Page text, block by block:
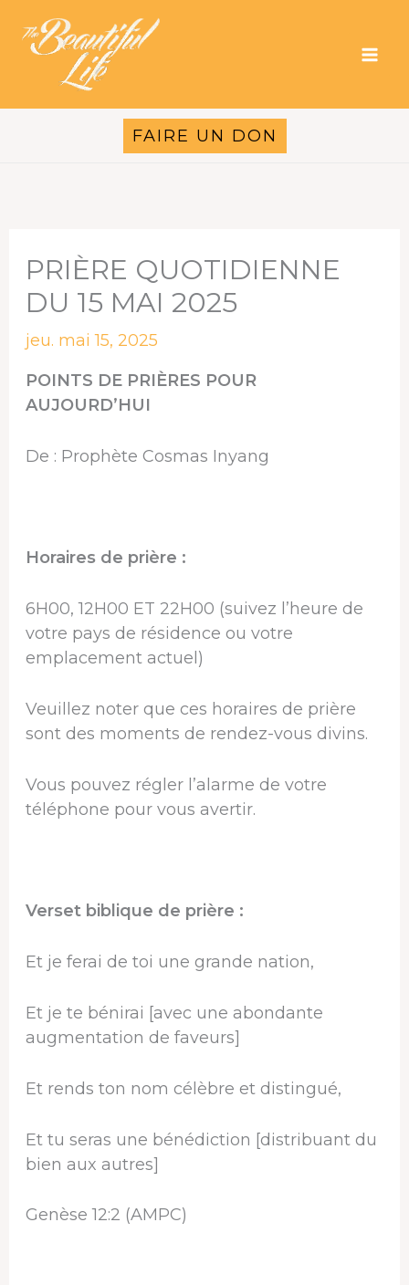
contenu
FAIRE UN DON
PRIÈRE QUOTIDIENNE
DU 15 MAI 2025
jeu. mai 15, 2025
POINTS DE PRIÈRES POUR
AUJOURD’HUI
De : Prophète Cosmas Inyang
Horaires de prière :
6H00, 12H00 ET 22H00 (suivez l’heure de
votre pays de résidence ou votre
emplacement actuel)
Veuillez noter que ces horaires de prière
sont des moments de rendez-vous divins.
Vous pouvez régler l’alarme de votre
téléphone pour vous avertir.
Verset biblique de prière :
Et je ferai de toi une grande nation,
Et je te bénirai [avec une abondante
augmentation de faveurs]
Et rends ton nom célèbre et distingué,
Et tu seras une bénédiction [distribuant du
bien aux autres]
Genèse 12:2 (AMPC)